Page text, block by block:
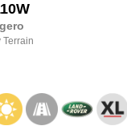
Terrain